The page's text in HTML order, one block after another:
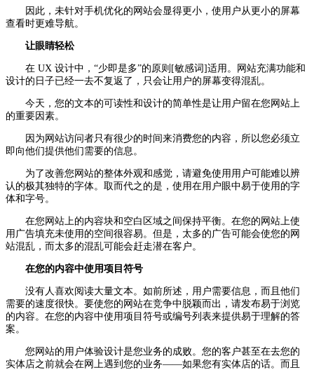
因此，未针对手机优化的网站会显得更小，使用户从更小的屏幕
查看时更难导航。
让眼睛轻松
在 UX 设计中，“少即是多”的原则[敏感词]适用。网站充满功能和
设计的日子已经一去不复返了，只会让用户的屏幕变得混乱。
今天，您的文本的可读性和设计的简单性是让用户留在您网站上
的重要因素。
因为网站访问者只有很少的时间来消费您的内容，所以您必须立
即向他们提供他们需要的信息。
为了改善您网站的整体外观和感觉，请避免使用用户可能难以辨
认的极其独特的字体。取而代之的是，使用在用户眼中易于使用的字
体和字号。
在您网站上的内容块和空白区域之间保持平衡。在您的网站上使
用广告填充未使用的空间很容易。但是，太多的广告可能会使您的网
站混乱，而太多的混乱可能会赶走潜在客户。
在您的内容中使用项目符号
没有人喜欢阅读大量文本。如前所述，用户需要信息，而且他们
需要的速度很快。要使您的网站在竞争中脱颖而出，请发布易于浏览
的内容。在您的内容中使用项目符号或编号列表来提供易于理解的答
案。
您网站的用户体验设计是您业务的成败。您的客户甚至在去您的
实体店之前就会在网上遇到您的业务——如果您有实体店的话。而且